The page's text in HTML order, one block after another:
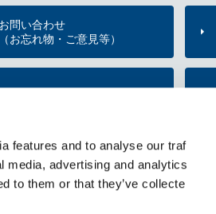
features and to analyse our traf
media, advertising and analytics
to them or that they’ve collecte
お問い合わせ
（お忘れ物・ご意見等）
東京メトロ公式アプリのご紹介